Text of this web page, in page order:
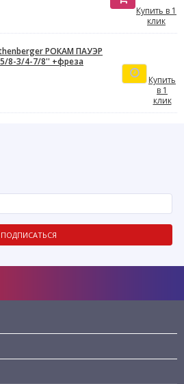
Купить в 1
клик
РОКАМ ПАУЭР
8-3/4-7/8'' +фреза
Купить
в 1
клик
ПОДПИСАТЬСЯ